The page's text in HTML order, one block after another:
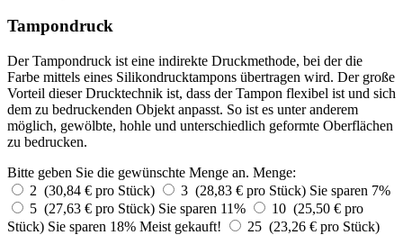
Tampondruck
Der Tampondruck ist eine indirekte Druckmethode, bei der die
Farbe mittels eines Silikondrucktampons übertragen wird. Der große
Vorteil dieser Drucktechnik ist, dass der Tampon flexibel ist und sich
dem zu bedruckenden Objekt anpasst. So ist es unter anderem
möglich, gewölbte, hohle und unterschiedlich geformte Oberflächen
zu bedrucken.
Bitte geben Sie die gewünschte Menge an. Menge:
2 (30,84 € pro Stück)
3 (28,83 € pro Stück) Sie sparen 7%
5 (27,63 € pro Stück) Sie sparen 11%
10 (25,50 € pro
Stück) Sie sparen 18% Meist gekauft!
25 (23,26 € pro Stück)